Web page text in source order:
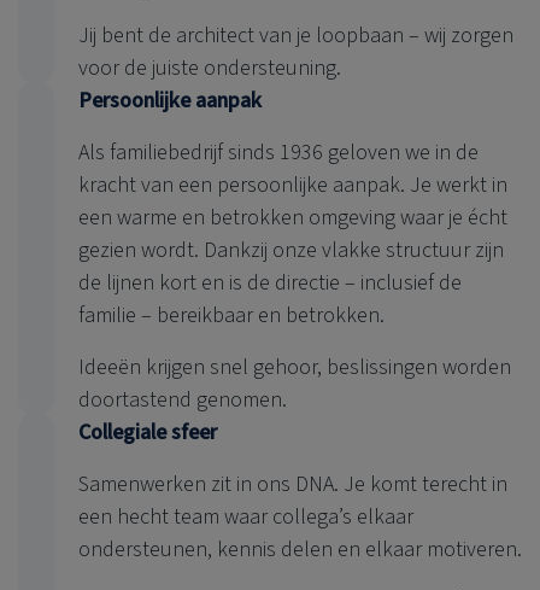
Jij bent de architect van je loopbaan – wij zorgen
voor de juiste ondersteuning.
Persoonlijke aanpak
Als familiebedrijf sinds 1936 geloven we in de
kracht van een persoonlijke aanpak. Je werkt in
een warme en betrokken omgeving waar je écht
gezien wordt. Dankzij onze vlakke structuur zijn
de lijnen kort en is de directie – inclusief de
familie – bereikbaar en betrokken.
Ideeën krijgen snel gehoor, beslissingen worden
doortastend genomen.
Collegiale sfeer
Samenwerken zit in ons DNA. Je komt terecht in
een hecht team waar collega’s elkaar
ondersteunen, kennis delen en elkaar motiveren.